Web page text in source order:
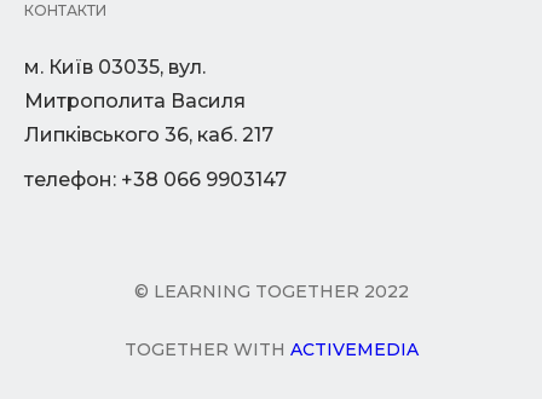
КОНТАКТИ
м. Київ 03035, вул.
Митрополита Василя
Липківського 36, каб. 217
телефон: +38 066 9903147
© LEARNING TOGETHER 2022
TOGETHER WITH ACTIVEMEDIA